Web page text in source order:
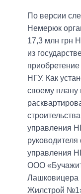
По версии
Немерюк
17,3 млн грн
из
НГУ. Как
своему плану
управления
управления
ООО
Лашковицера
Жилстрой